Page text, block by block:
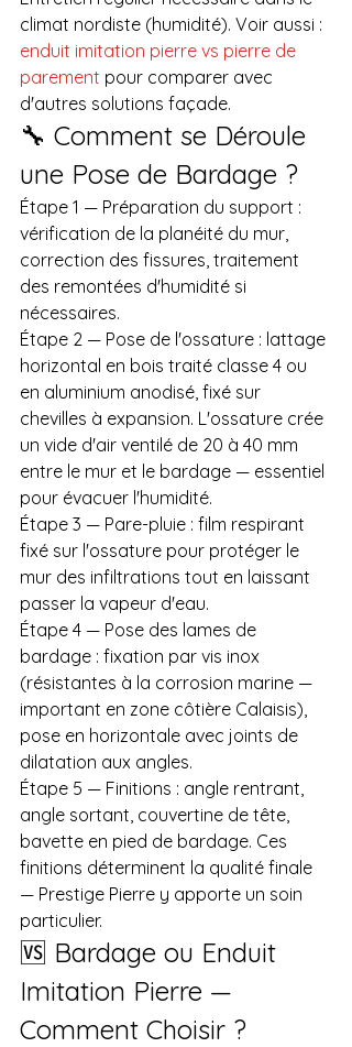
climat nordiste (humidité). Voir aussi :
enduit imitation pierre vs pierre de
parement pour comparer avec
d'autres solutions façade.
🔧 Comment se Déroule
une Pose de Bardage ?
Étape 1 — Préparation du support :
vérification de la planéité du mur,
correction des fissures, traitement
des remontées d'humidité si
nécessaires.
Étape 2 — Pose de l'ossature : lattage
horizontal en bois traité classe 4 ou
en aluminium anodisé, fixé sur
chevilles à expansion. L'ossature crée
un vide d'air ventilé de 20 à 40 mm
entre le mur et le bardage — essentiel
pour évacuer l'humidité.
Étape 3 — Pare-pluie : film respirant
fixé sur l'ossature pour protéger le
mur des infiltrations tout en laissant
passer la vapeur d'eau.
Étape 4 — Pose des lames de
bardage : fixation par vis inox
(résistantes à la corrosion marine —
important en zone côtière Calaisis),
pose en horizontale avec joints de
dilatation aux angles.
Étape 5 — Finitions : angle rentrant,
angle sortant, couvertine de tête,
bavette en pied de bardage. Ces
finitions déterminent la qualité finale
— Prestige Pierre y apporte un soin
particulier.
🆚 Bardage ou Enduit
Imitation Pierre —
Comment Choisir ?